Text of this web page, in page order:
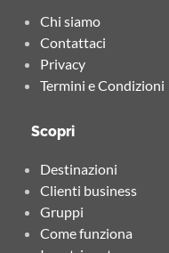
Chi siamo
Contattaci
Privacy
Termini e Condizioni
Scopri
Destinazioni
Clienti business
Gruppi
Come funziona